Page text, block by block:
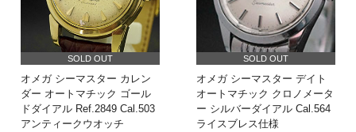
SOLD OUT
オメガ シーマスター カレン
ダー オートマチック ゴール
ドダイアル Ref.2849 Cal.503
アンティークウオッチ
SOLD OUT
オメガ シーマスター デイト
オートマチック クロノメータ
ー シルバーダイアル Cal.564
ライスブレス仕様